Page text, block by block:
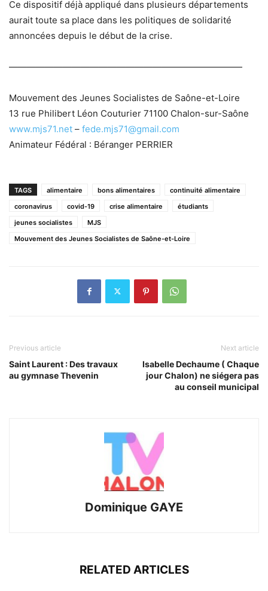
Ce dispositif déjà appliqué dans plusieurs départements
aurait toute sa place dans les politiques de solidarité
annoncées depuis le début de la crise.
——————————————————————————
Mouvement des Jeunes Socialistes de Saône-et-Loire
13 rue Philibert Léon Couturier 71100 Chalon-sur-Saône
www.mjs71.net – fede.mjs71@gmail.com
Animateur Fédéral : Béranger PERRIER
TAGS alimentaire bons alimentaires
continuité alimentaire
coronavirus
covid-19 crise alimentaire
étudiants
jeunes socialistes
MJS
Mouvement des Jeunes Socialistes de Saône-et-Loire
Previous article
Saint Laurent : Des travaux
au gymnase Thevenin
Next article
Isabelle Dechaume ( Chaque
jour Chalon) ne siégera pas
au conseil municipal
Dominique GAYE
RELATED ARTICLES